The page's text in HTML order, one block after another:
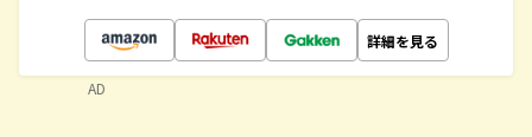
詳細を見る
AD